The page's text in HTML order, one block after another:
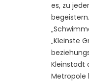
es, zu
„Kleinste
Kleinstadt
Metropole